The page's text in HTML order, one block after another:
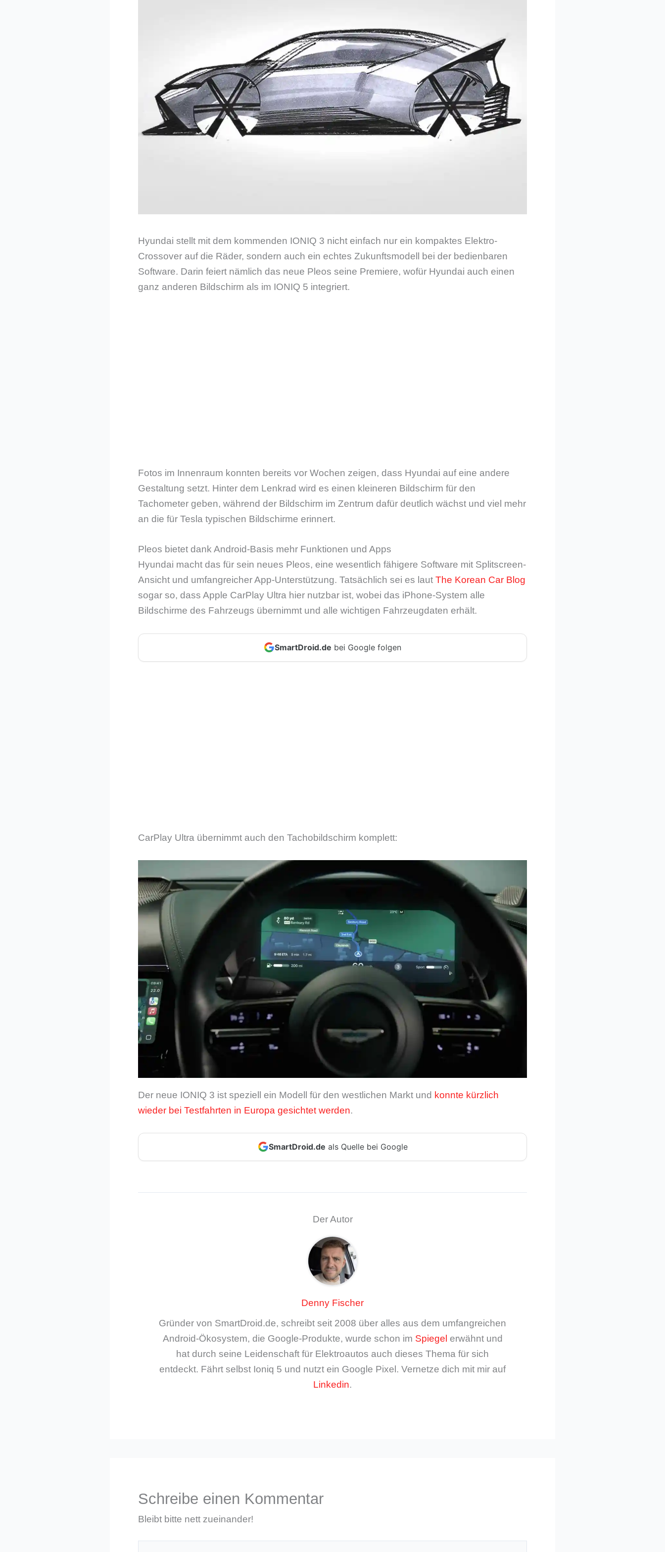
Hyundai stellt mit dem kommenden IONIQ 3 nicht einfach nur ein kompaktes Elektro-
Crossover auf die Räder, sondern auch ein echtes Zukunftsmodell bei der bedienbaren
Software. Darin feiert nämlich das neue Pleos seine Premiere, wofür Hyundai auch einen
ganz anderen Bildschirm als im IONIQ 5 integriert.
Fotos im Innenraum konnten bereits vor Wochen zeigen, dass Hyundai auf eine andere
Gestaltung setzt. Hinter dem Lenkrad wird es einen kleineren Bildschirm für den
Tachometer geben, während der Bildschirm im Zentrum dafür deutlich wächst und viel mehr
an die für Tesla typischen Bildschirme erinnert.
Pleos bietet dank Android-Basis mehr Funktionen und Apps
Hyundai macht das für sein neues Pleos, eine wesentlich fähigere Software mit Splitscreen-
Ansicht und umfangreicher App-Unterstützung. Tatsächlich sei es laut The Korean Car Blog
sogar so, dass Apple CarPlay Ultra hier nutzbar ist, wobei das iPhone-System alle
Bildschirme des Fahrzeugs übernimmt und alle wichtigen Fahrzeugdaten erhält.
SmartDroid.de bei Google folgen
CarPlay Ultra übernimmt auch den Tachobildschirm komplett:
Der neue IONIQ 3 ist speziell ein Modell für den westlichen Markt und konnte kürzlich
wieder bei Testfahrten in Europa gesichtet werden.
SmartDroid.de als Quelle bei Google
Der Autor
Denny Fischer
Gründer von SmartDroid.de, schreibt seit 2008 über alles aus dem umfangreichen
Android-Ökosystem, die Google-Produkte, wurde schon im Spiegel erwähnt und
hat durch seine Leidenschaft für Elektroautos auch dieses Thema für sich
entdeckt. Fährt selbst Ioniq 5 und nutzt ein Google Pixel. Vernetze dich mit mir auf
Linkedin.
Schreibe einen Kommentar
Bleibt bitte nett zueinander!